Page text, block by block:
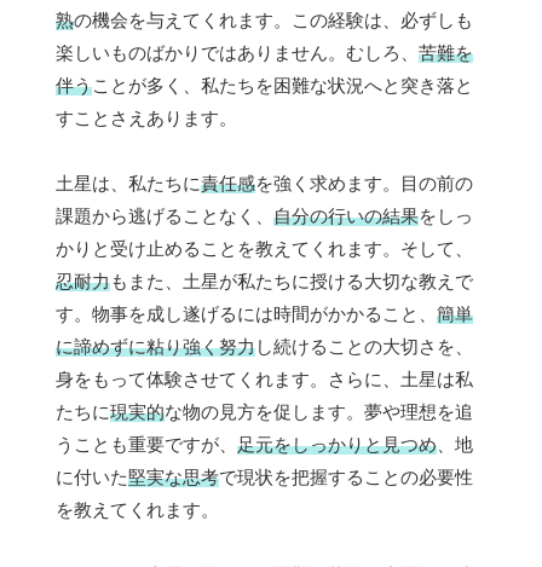
熟の機会を与えてくれます。この経験は、必ずしも
楽しいものばかりではありません。むしろ、 苦難を
伴うことが多く、私たちを困難な状況へと突き落と
すことさえあります。
土星は、私たちに責任感を強く求めます。目の前の
課題から逃げることなく、 自分の行いの結果をしっ
かりと受け止めることを教えてくれます。そして、
忍耐力もまた、土星が私たちに授ける大切な教えで
す。物事を成し遂げるには時間がかかること、 簡単
に諦めずに粘り強く努力し続けることの大切さを、
身をもって体験させてくれます。さらに、土星は私
たちに現実的な物の見方を促します。夢や理想を追
うことも重要ですが、 足元をしっかりと見つめ 、地
に付いた堅実な思考で現状を把握することの必要性
を教えてくれます。